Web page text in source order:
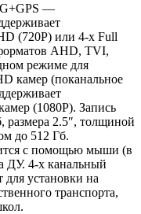
—
(720P) или 4-х Full
AHD, TVI,
режиме для
камер (поканальное
(1080Р). Запись
размера 2.5″, толщиной
до 512 Гб.
с помощью мыши (в
ДУ. 4-х канальный
для установки на
транспорта,